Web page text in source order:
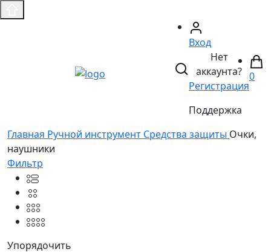
Вход
Нет
аккаунта?
Регистрация
Поддержка
0
Главная Ручной инструмент Средства защиты Очки,
наушники
Фильтр
Упорядочить